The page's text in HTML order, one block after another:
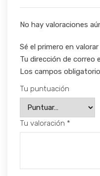
No hay valoraciones
Sé el primero en
Tu dirección de correo
Los campos
Tu puntuación
Tu valoración *